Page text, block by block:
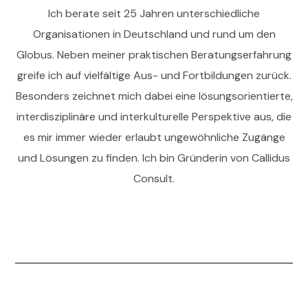
Ich berate seit 25 Jahren unterschiedliche
Organisationen in Deutschland und rund um den
Globus. Neben meiner praktischen Beratungserfahrung
greife ich auf vielfältige Aus- und Fortbildungen zurück.
Besonders zeichnet mich dabei eine lösungsorientierte,
interdisziplinäre und interkulturelle Perspektive aus, die
es mir immer wieder erlaubt ungewöhnliche Zugänge
und Lösungen zu finden. Ich bin Gründerin von Callidus
Consult.